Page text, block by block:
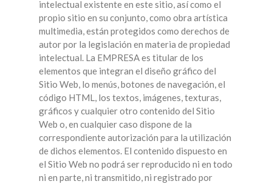
intelectual existente en este sitio, así como el
propio sitio en su conjunto, como obra artística
multimedia, están protegidos como derechos de
autor por la legislación en materia de propiedad
intelectual. La EMPRESA es titular de los
elementos que integran el diseño gráfico del
Sitio Web, lo menús, botones de navegación, el
código HTML, los textos, imágenes, texturas,
gráficos y cualquier otro contenido del Sitio
Web o, en cualquier caso dispone de la
correspondiente autorización para la utilización
de dichos elementos. El contenido dispuesto en
el Sitio Web no podrá ser reproducido ni en todo
ni en parte, ni transmitido, ni registrado por